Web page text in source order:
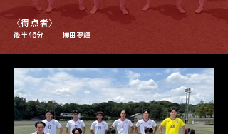
​〈得点者〉
後半46分 柳田夢輝